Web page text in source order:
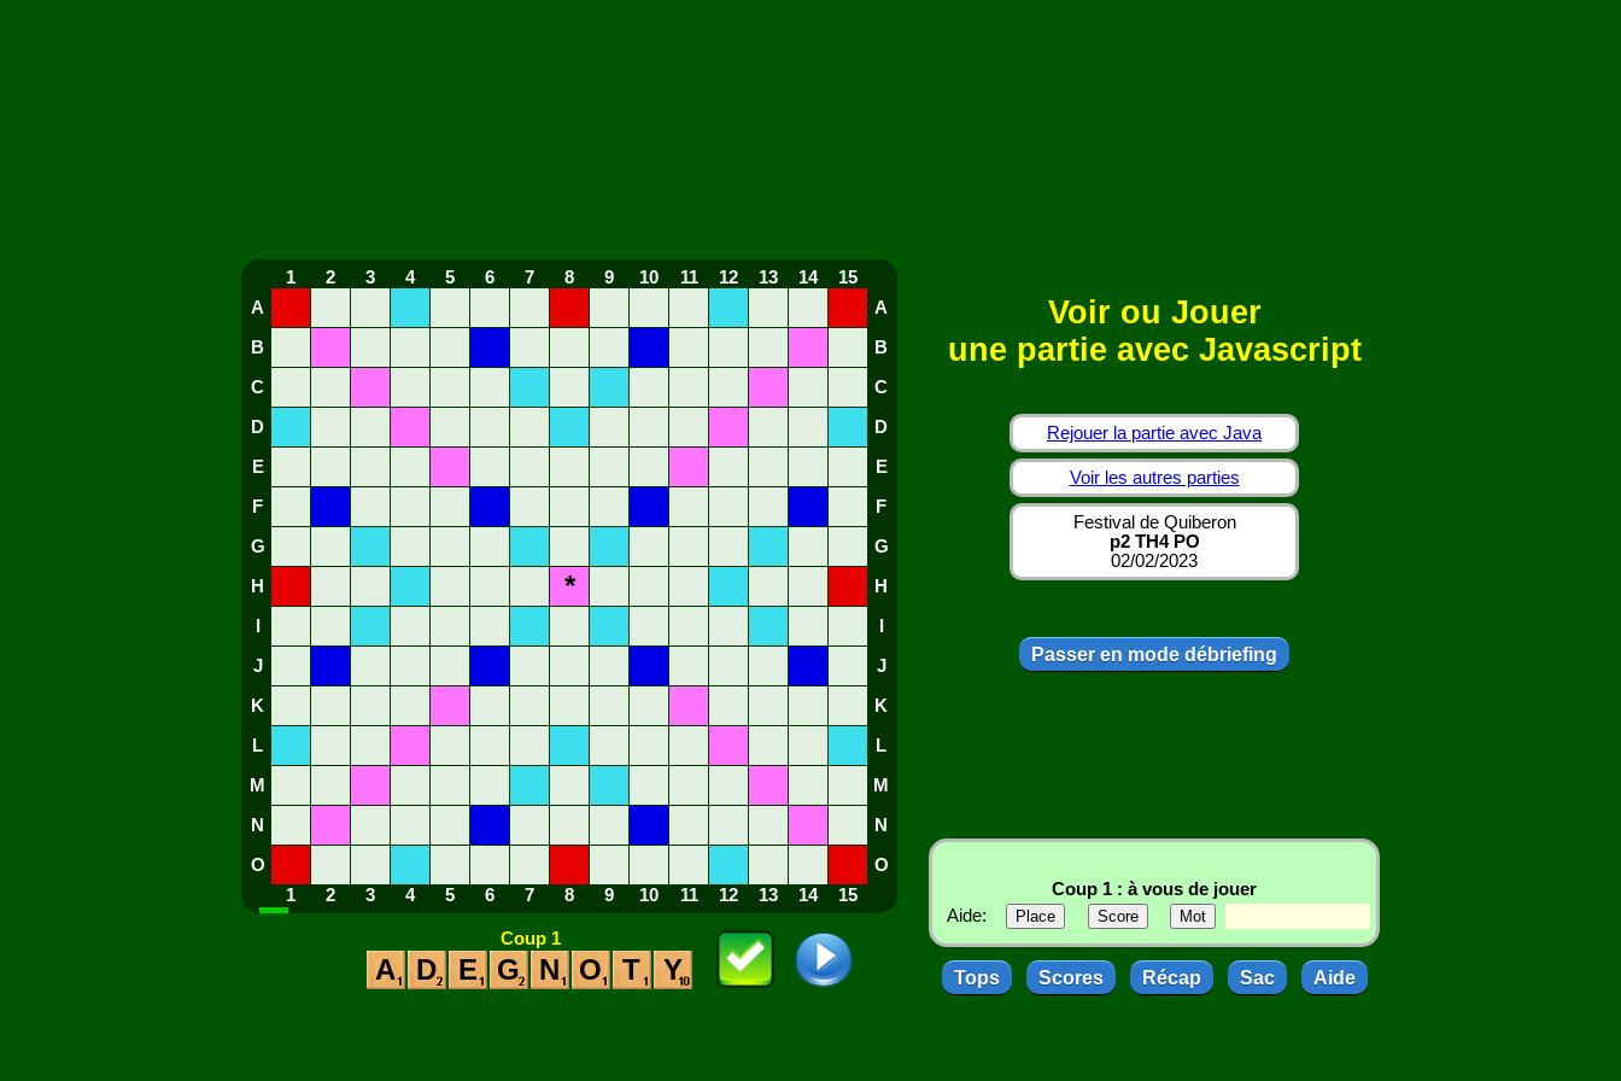
1 2 3 4 5 6 7 8 9 10 11 12 13 14
15
A
A
B B
C C
D D
E E
F F
G G
H * H
J J
K K
L L
M M
N N
O
O
1
2 3 4 5 6 7 8 9 10 11 12 13 14 15
Coup 1
A D E G N O T Y
Voir ou Jouer
une partie avec Javascript
Rejouer la partie avec Java
Voir les autres parties
Festival de Quiberon
p2 TH4 PO
02/02/2023
Passer en mode débriefing
Coup 1 : à vous de jouer
Aide:
Tops Scores Récap Sac Aide